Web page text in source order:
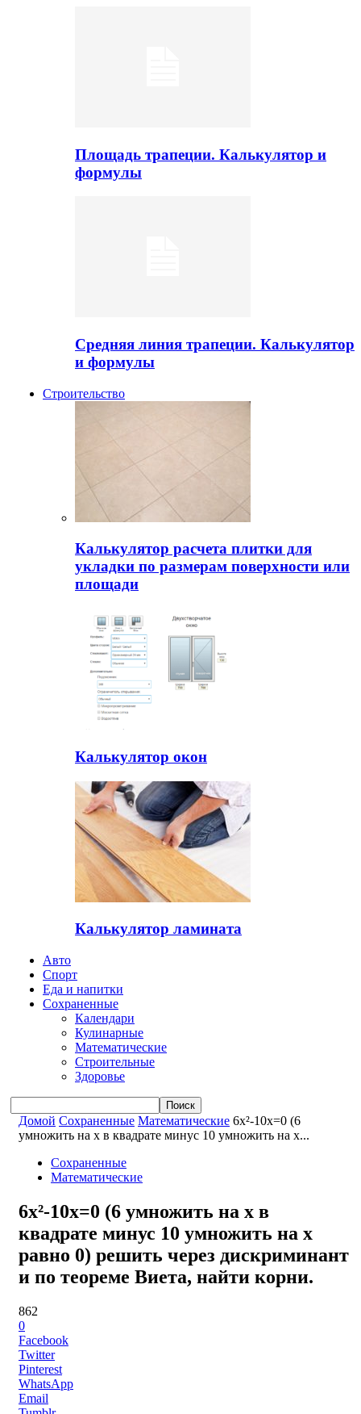
Площадь трапеции. Калькулятор и
формулы
Средняя линия трапеции. Калькулятор
и формулы
Строительство
Калькулятор расчета плитки для
укладки по размерам поверхности или
площади
Калькулятор окон
Калькулятор ламината
Авто
Спорт
Еда и напитки
Сохраненные
Календари
Кулинарные
Математические
Строительные
Здоровье
Домой Сохраненные Математические 6x²-10x=0 (6
умножить на x в квадрате минус 10 умножить на x...
Сохраненные
Математические
6x²-10x=0 (6 умножить на x в
квадрате минус 10 умножить на x
равно 0) решить через дискриминант
и по теореме Виета, найти корни.
862
0
Facebook
Twitter
Pinterest
WhatsApp
Email